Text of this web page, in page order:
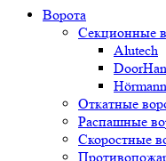
Ворота
Секционные
Alutech
DoorHan
Hörmann
Откатные
Распашные
Скоростные